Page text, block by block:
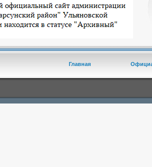
администрации МО "Карсунский район"
Главная